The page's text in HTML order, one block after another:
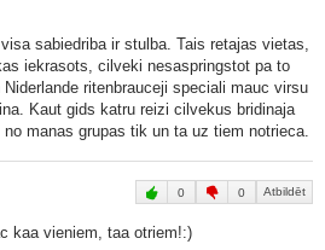
sabiedriba ir stulba. Tais retajas vietas,
iekrasots, cilveki nesaspringstot pa to
ritenbrauceji speciali mauc virsu
Kaut gids katru reizi cilvekus bridinaja
manas grupas tik un ta uz tiem notrieca.
0 0 Atbildēt
kaa vieniem, taa otriem!:)